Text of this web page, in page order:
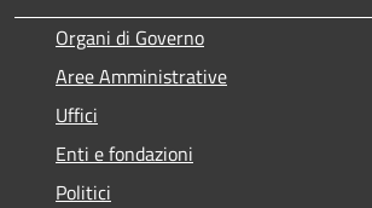
Organi di Governo
Aree Amministrative
Uffici
Enti e fondazioni
Politici